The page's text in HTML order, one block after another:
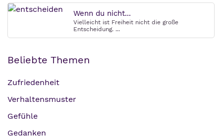
Wenn du nicht...
Vielleicht ist Freiheit nicht die große
Entscheidung. ...
Beliebte Themen
Zufriedenheit
Verhaltensmuster
Gefühle
Gedanken